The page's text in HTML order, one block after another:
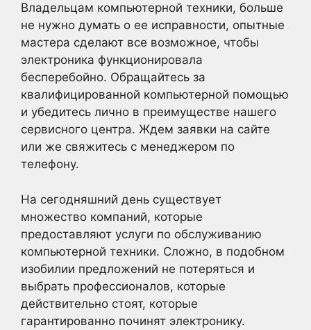
Владельцам компьютерной техники, больше
не нужно думать о ее исправности, опытные
мастера сделают все возможное, чтобы
электроника функционировала
бесперебойно. Обращайтесь за
квалифицированной компьютерной помощью
и убедитесь лично в преимуществе нашего
сервисного центра. Ждем заявки на сайте
или же свяжитесь с менеджером по
телефону.
На сегодняшний день существует
множество компаний, которые
предоставляют услуги по обслуживанию
компьютерной техники. Сложно, в подобном
изобилии предложений не потеряться и
выбрать профессионалов, которые
действительно стоят, которые
гарантированно починят электронику.